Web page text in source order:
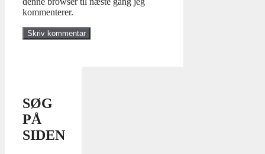
kommenterer.
SØG
PÅ
SIDEN